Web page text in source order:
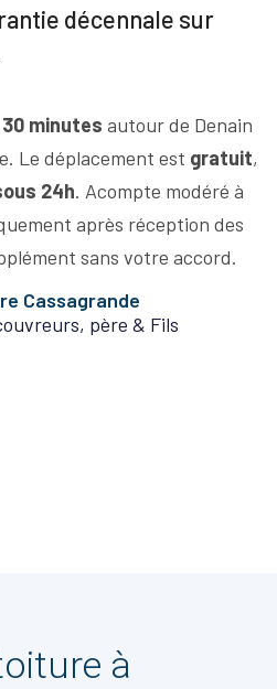
décennale sur
minutes autour de Denain
Le déplacement est gratuit,
24h. Acompte modéré à
après réception des
sans votre accord.
Cassagrande
père & Fils
à